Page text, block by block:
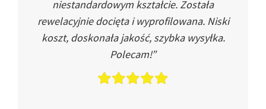
niestandardowym kształcie. Została
rewelacyjnie docięta i wyprofilowana. Niski
koszt, doskonała jakość, szybka wysyłka.
Polecam!”